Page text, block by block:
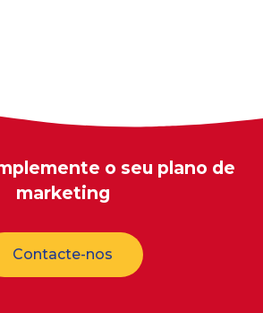
o seu plano de
marketing
Contacte-nos